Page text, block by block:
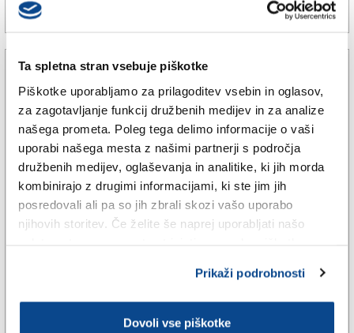
Ta spletna stran vsebuje piškotke
Piškotke uporabljamo za prilagoditev vsebin in oglasov,
za zagotavljanje funkcij družbenih medijev in za analize
našega prometa. Poleg tega delimo informacije o vaši
uporabi našega mesta z našimi partnerji s področja
družbenih medijev, oglaševanja in analitike, ki jih morda
kombinirajo z drugimi informacijami, ki ste jim jih
posredovali ali pa so jih zbrali skozi vašo uporabo
njihovih storitev. Če želite še naprej uporabljati našo
Prikaži podrobnosti
Dovoli vse piškotke
SPLETNO UREDNIŠTVO |
Strah pred škodo zaradi suše je
za enkrat odvečen